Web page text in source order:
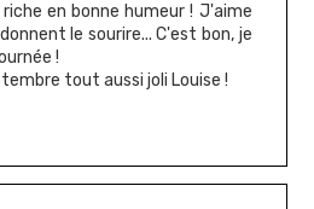
en bonne humeur ! J'aime
le sourire... C'est bon, je
!
tout aussi joli Louise !